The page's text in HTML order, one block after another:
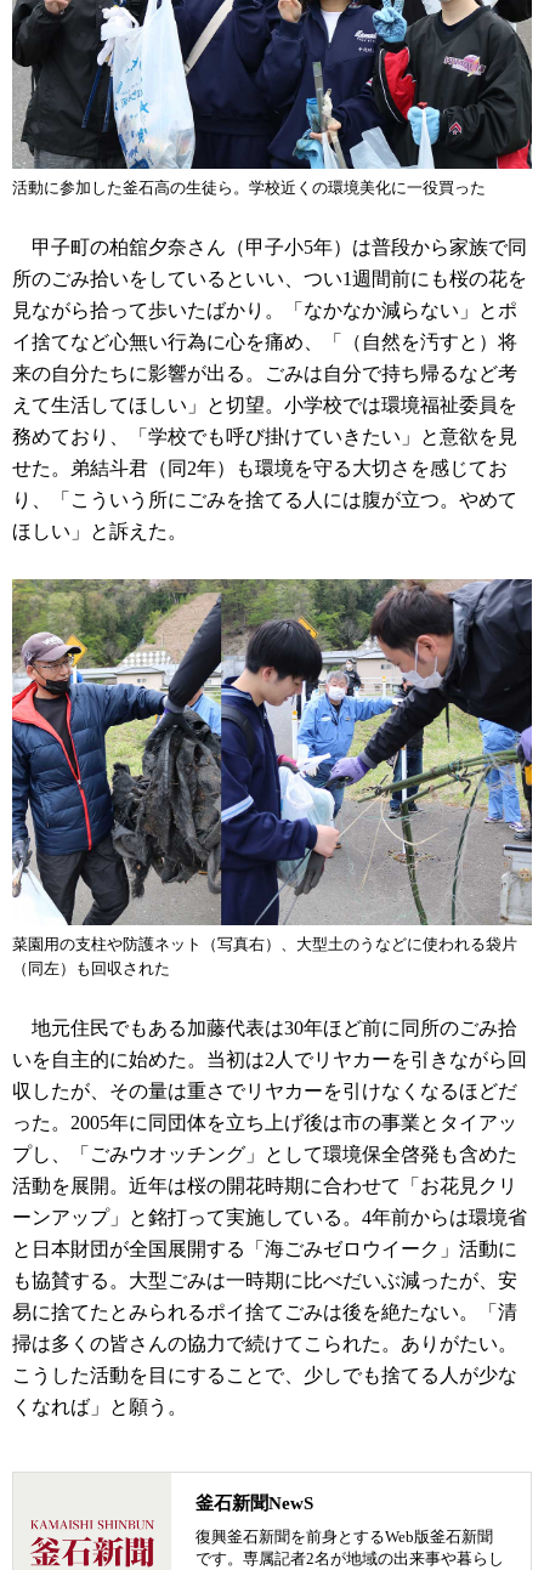
活動に参加した釜石高の生徒ら。学校近くの環境美化に一役買った
甲子町の柏舘夕奈さん（甲子小5年）は普段から家族で同
所のごみ拾いをしているといい、つい1週間前にも桜の花を
見ながら拾って歩いたばかり。「なかなか減らない」とポ
イ捨てなど心無い行為に心を痛め、「（自然を汚すと）将
来の自分たちに影響が出る。ごみは自分で持ち帰るなど考
えて生活してほしい」と切望。小学校では環境福祉委員を
務めており、「学校でも呼び掛けていきたい」と意欲を見
せた。弟結斗君（同2年）も環境を守る大切さを感じてお
り、「こういう所にごみを捨てる人には腹が立つ。やめて
ほしい」と訴えた。
菜園用の支柱や防護ネット（写真右）、大型土のうなどに使われる袋片
（同左）も回収された
地元住民でもある加藤代表は30年ほど前に同所のごみ拾
いを自主的に始めた。当初は2人でリヤカーを引きながら回
収したが、その量は重さでリヤカーを引けなくなるほどだ
った。2005年に同団体を立ち上げ後は市の事業とタイアッ
プし、「ごみウオッチング」として環境保全啓発も含めた
活動を展開。近年は桜の開花時期に合わせて「お花見クリ
ーンアップ」と銘打って実施している。4年前からは環境省
と日本財団が全国展開する「海ごみゼロウイーク」活動に
も協賛する。大型ごみは一時期に比べだいぶ減ったが、安
易に捨てたとみられるポイ捨てごみは後を絶たない。「清
掃は多くの皆さんの協力で続けてこられた。ありがたい。
こうした活動を目にすることで、少しでも捨てる人が少な
くなれば」と願う。
釜石新聞NewS
復興釜石新聞を前身とするWeb版釜石新聞
です。専属記者2名が地域の出来事や暮らし